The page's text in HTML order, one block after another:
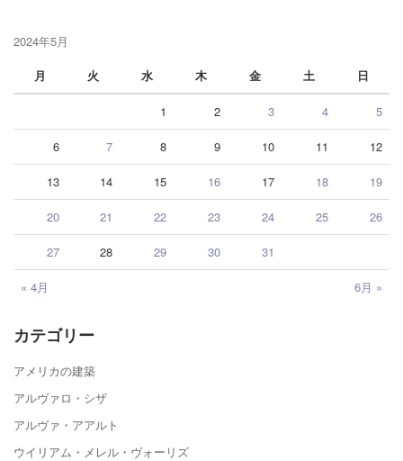
2024年5月
月
火 水 木 金 土 日
« 4月 6月 »
1 2 3 4 5
6 7 8 9 10 11 12
13 14 15 16 17 18 19
20 21 22 23 24 25 26
27 28 29 30 31
カテゴリー
アメリカの建築
アルヴァロ・シザ
アルヴァ・アアルト
ウイリアム・メレル・ヴォーリズ